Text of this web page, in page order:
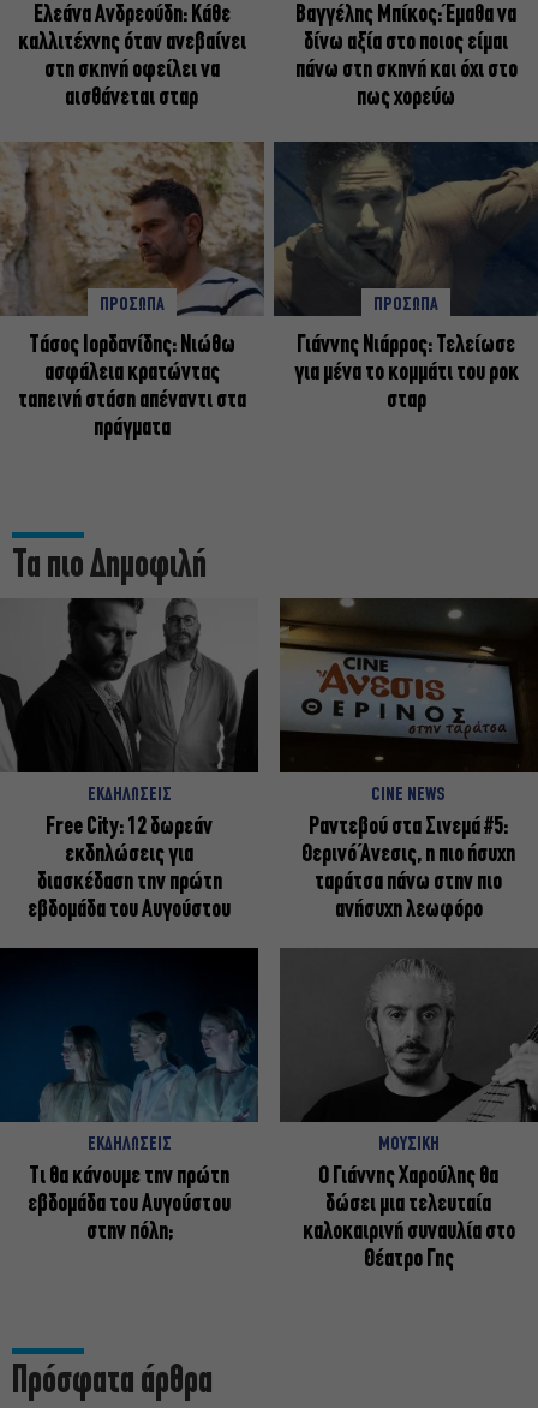
Ελεάνα Ανδρεούδη: Κάθε
καλλιτέχνης όταν ανεβαίνει
στη σκηνή οφείλει να
αισθάνεται σταρ
Βαγγέλης Μπίκος: Έμαθα να
δίνω αξία στο ποιος είμαι
πάνω στη σκηνή και όχι στο
πως χορεύω
ΠΡΟΣΩΠΑ
Tάσος Ιορδανίδης: Νιώθω
ασφάλεια κρατώντας
ταπεινή στάση απέναντι στα
πράγματα
ΠΡΟΣΩΠΑ
Γιάννης Νιάρρος: Τελείωσε
για μένα το κομμάτι του ροκ
σταρ
Τα πιο Δημοφιλή
ΕΚΔΗΛΩΣΕΙΣ
Free City: 12 δωρεάν
εκδηλώσεις για
διασκέδαση την πρώτη
εβδομάδα του Αυγούστου
CINE NEWS
Ραντεβού στα Σινεμά #5:
Θερινό Άνεσις, η πιο ήσυχη
ταράτσα πάνω στην πιο
ανήσυχη λεωφόρο
ΕΚΔΗΛΩΣΕΙΣ
Τι θα κάνουμε την πρώτη
εβδομάδα του Αυγούστου
στην πόλη;
ΜΟΥΣΙΚΗ
Ο Γιάννης Χαρούλης θα
δώσει μια τελευταία
καλοκαιρινή συναυλία στο
Θέατρο Γης
Πρόσφατα άρθρα